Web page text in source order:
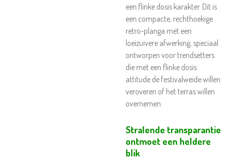
een flinke dosis karakter. Dit is
een compacte, rechthoekige
retro-planga met een
loeizuivere afwerking, speciaal
ontworpen voor trendsetters
die met een flinke dosis
attitude de festivalweide willen
veroveren of het terras willen
overnemen.
Stralende transparantie
ontmoet een heldere
blik